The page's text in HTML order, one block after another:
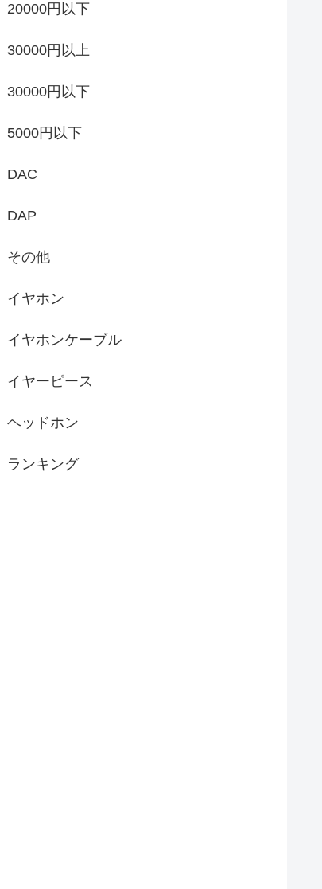
20000円以下
30000円以上
30000円以下
5000円以下
DAC
DAP
その他
イヤホン
イヤホンケーブル
イヤーピース
ヘッドホン
ランキング